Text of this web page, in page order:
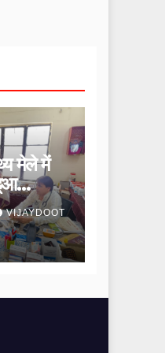
मेले में
VIJAYDOOT